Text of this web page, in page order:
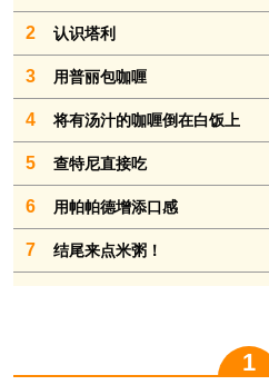
2 认识塔利
3 用普丽包咖喱
4 将有汤汁的咖喱倒在白饭上
5 查特尼直接吃
6 用帕帕德增添口感
7 结尾来点米粥！